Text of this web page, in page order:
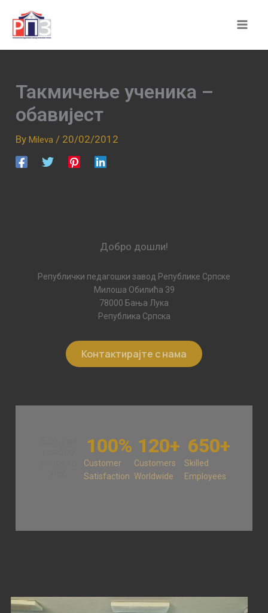
content
Такмичење ученика –
обавијест
ByMileva/ 20/02/2012
Добро дошли!
Републички педагошки завод Републике Српске
Милоша Обилића 39
78000 Бања Лука
Република Српска
Контактирајте с нама
Customer
Satisfaction
100%
Customers
Worldwide
120+
Skilled
Employees
650+